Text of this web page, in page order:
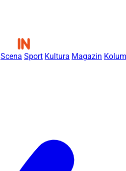
Scena Sport Kultura Magazin